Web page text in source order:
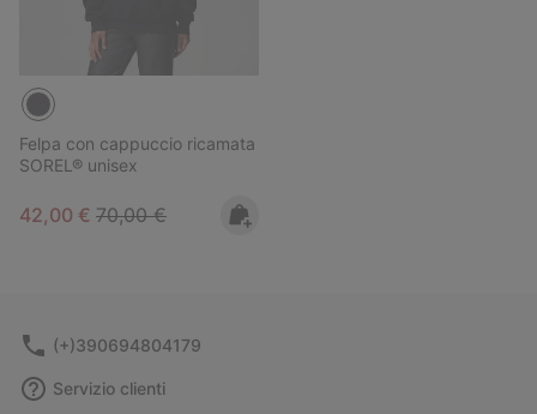
Felpa con cappuccio ricamata
SOREL® unisex
Sale price:
42,00 € Regular price:
70,00 €
(+)390694804179
Servizio clienti